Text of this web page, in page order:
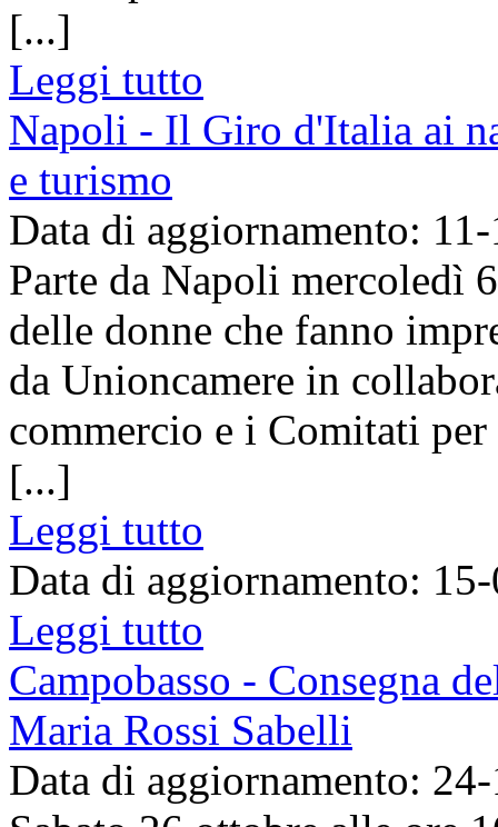
[...]
Leggi tutto
Napoli - Il Giro d'Italia ai
e turismo
Data di aggiornamento:
Parte da Napoli mercoledì
delle donne che fanno
da Unioncamere in
commercio e i Comitati
[...]
Leggi tutto
Data di aggiornamento:
Leggi tutto
Campobasso - Consegna
Maria Rossi Sabelli
Data di aggiornamento: